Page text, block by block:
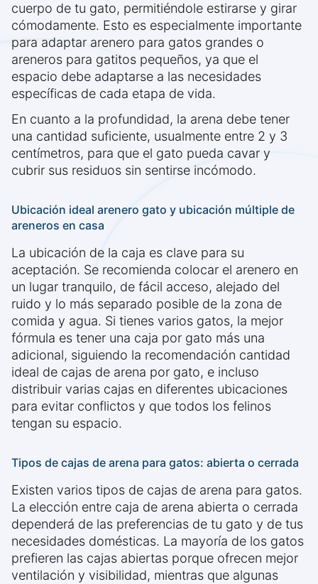
cuerpo de tu gato, permitiéndole estirarse y girar
cómodamente. Esto es especialmente importante
para adaptar arenero para gatos grandes o
areneros para gatitos pequeños, ya que el
espacio debe adaptarse a las necesidades
específicas de cada etapa de vida.
En cuanto a la profundidad, la arena debe tener
una cantidad suficiente, usualmente entre 2 y 3
centímetros, para que el gato pueda cavar y
cubrir sus residuos sin sentirse incómodo.
Ubicación ideal arenero gato y ubicación múltiple de
areneros en casa
La ubicación de la caja es clave para su
aceptación. Se recomienda colocar el arenero en
un lugar tranquilo, de fácil acceso, alejado del
ruido y lo más separado posible de la zona de
comida y agua. Si tienes varios gatos, la mejor
fórmula es tener una caja por gato más una
adicional, siguiendo la recomendación cantidad
ideal de cajas de arena por gato, e incluso
distribuir varias cajas en diferentes ubicaciones
para evitar conflictos y que todos los felinos
tengan su espacio.
Tipos de cajas de arena para gatos: abierta o cerrada
Existen varios tipos de cajas de arena para gatos.
La elección entre caja de arena abierta o cerrada
dependerá de las preferencias de tu gato y de tus
necesidades domésticas. La mayoría de los gatos
prefieren las cajas abiertas porque ofrecen mejor
ventilación y visibilidad, mientras que algunas